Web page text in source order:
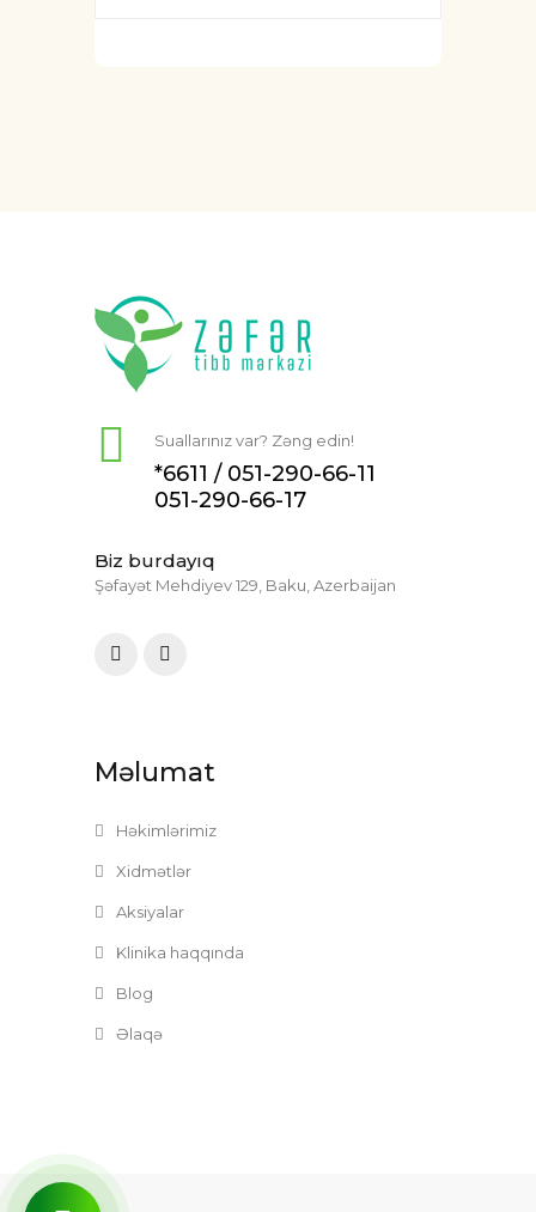
Suallarınız var? Zəng edin!
*6611 / 051-290-66-11
051-290-66-17
Biz burdayıq
Şəfayət Mehdiyev 129, Baku, Azerbaijan
Məlumat
Həkimlərimiz
Xidmətlər
Aksiyalar
Klinika haqqında
Blog
Əlaqə